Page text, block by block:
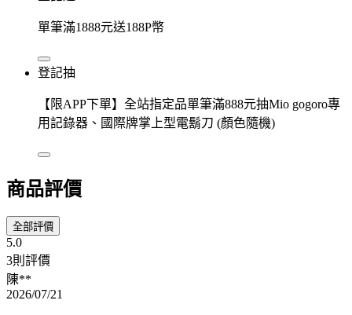
單筆滿1888元送188P幣
登記抽
【限APP下單】全站指定品單筆滿888元抽Mio gogoro專
用記錄器、國際牌掌上型電鬍刀 (顏色隨機)
商品評價
全部評價
5.0
3則評價
陳**
2026/07/21